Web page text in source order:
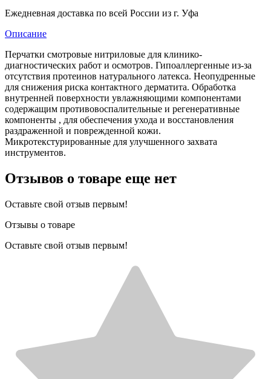
Ежедневная доставка по всей России из г. Уфа
Описание
Перчатки смотровые нитриловые для клинико-
диагностических работ и осмотров. Гипоаллергенные из-за
отсутствия протеинов натурального латекса. Неопудренные
для снижения риска контактного дерматита. Обработка
внутренней поверхности увлажняющими компонентами
содержащим противовоспалительные и регенеративные
компоненты , для обеспечения ухода и восстановления
раздраженной и поврежденной кожи.
Микротекстурированные для улучшенного захвата
инструментов.
Отзывов о товаре еще нет
Оставьте свой отзыв первым!
Отзывы о товаре
Оставьте свой отзыв первым!